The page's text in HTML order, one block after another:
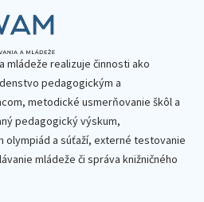
mládeže realizuje činnosti ako
pedagogickým a
metodické usmerňovanie škôl a
pedagogický výskum,
a súťaží, externé testovanie
mládeže či správa knižničného